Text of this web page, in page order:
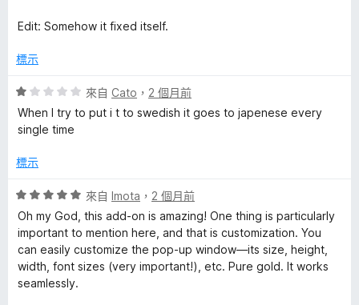
Edit: Somehow it fixed itself.
標示
評
價
1
，
分
5
分
來自 Cato ， 2 個月前
When I try to put i t to swedish it goes to japenese every
single time
標示
評
價
5
分
，
滿
來自 Imota ， 2 個月前
Oh my God, this add-on is amazing! One thing is particularly
important to mention here, and that is customization. You
can easily customize the pop-up window—its size, height,
width, font sizes (very important!), etc. Pure gold. It works
seamlessly.